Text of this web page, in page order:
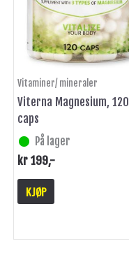
Vitaminer/ mineraler
Viterna Magnesium, 120
caps
På lager
kr199,-
KJØP